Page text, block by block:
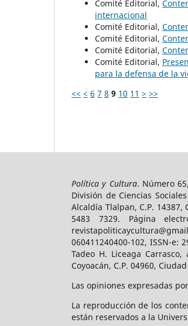
Comité Editorial,
internacional
Comité Editorial,
Comité Editorial,
Comité Editorial,
Comité Editorial,
para la defensa de la
<< < 6 7 8 9 10 11 > >>
Política y Cultura. Número
División de Ciencias
Alcaldía Tlalpan, C.P.
5483 7329. Página
060411240400-102, ISSN-
Tadeo H. Liceaga
Coyoacán, C.P. 04960,
Las opiniones expresadas
La reproducción de los
están reservados a la